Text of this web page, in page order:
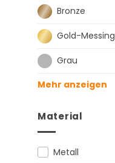
Bronze
Gold-Messing
Grau
Mehr anzeigen
Material
Metall